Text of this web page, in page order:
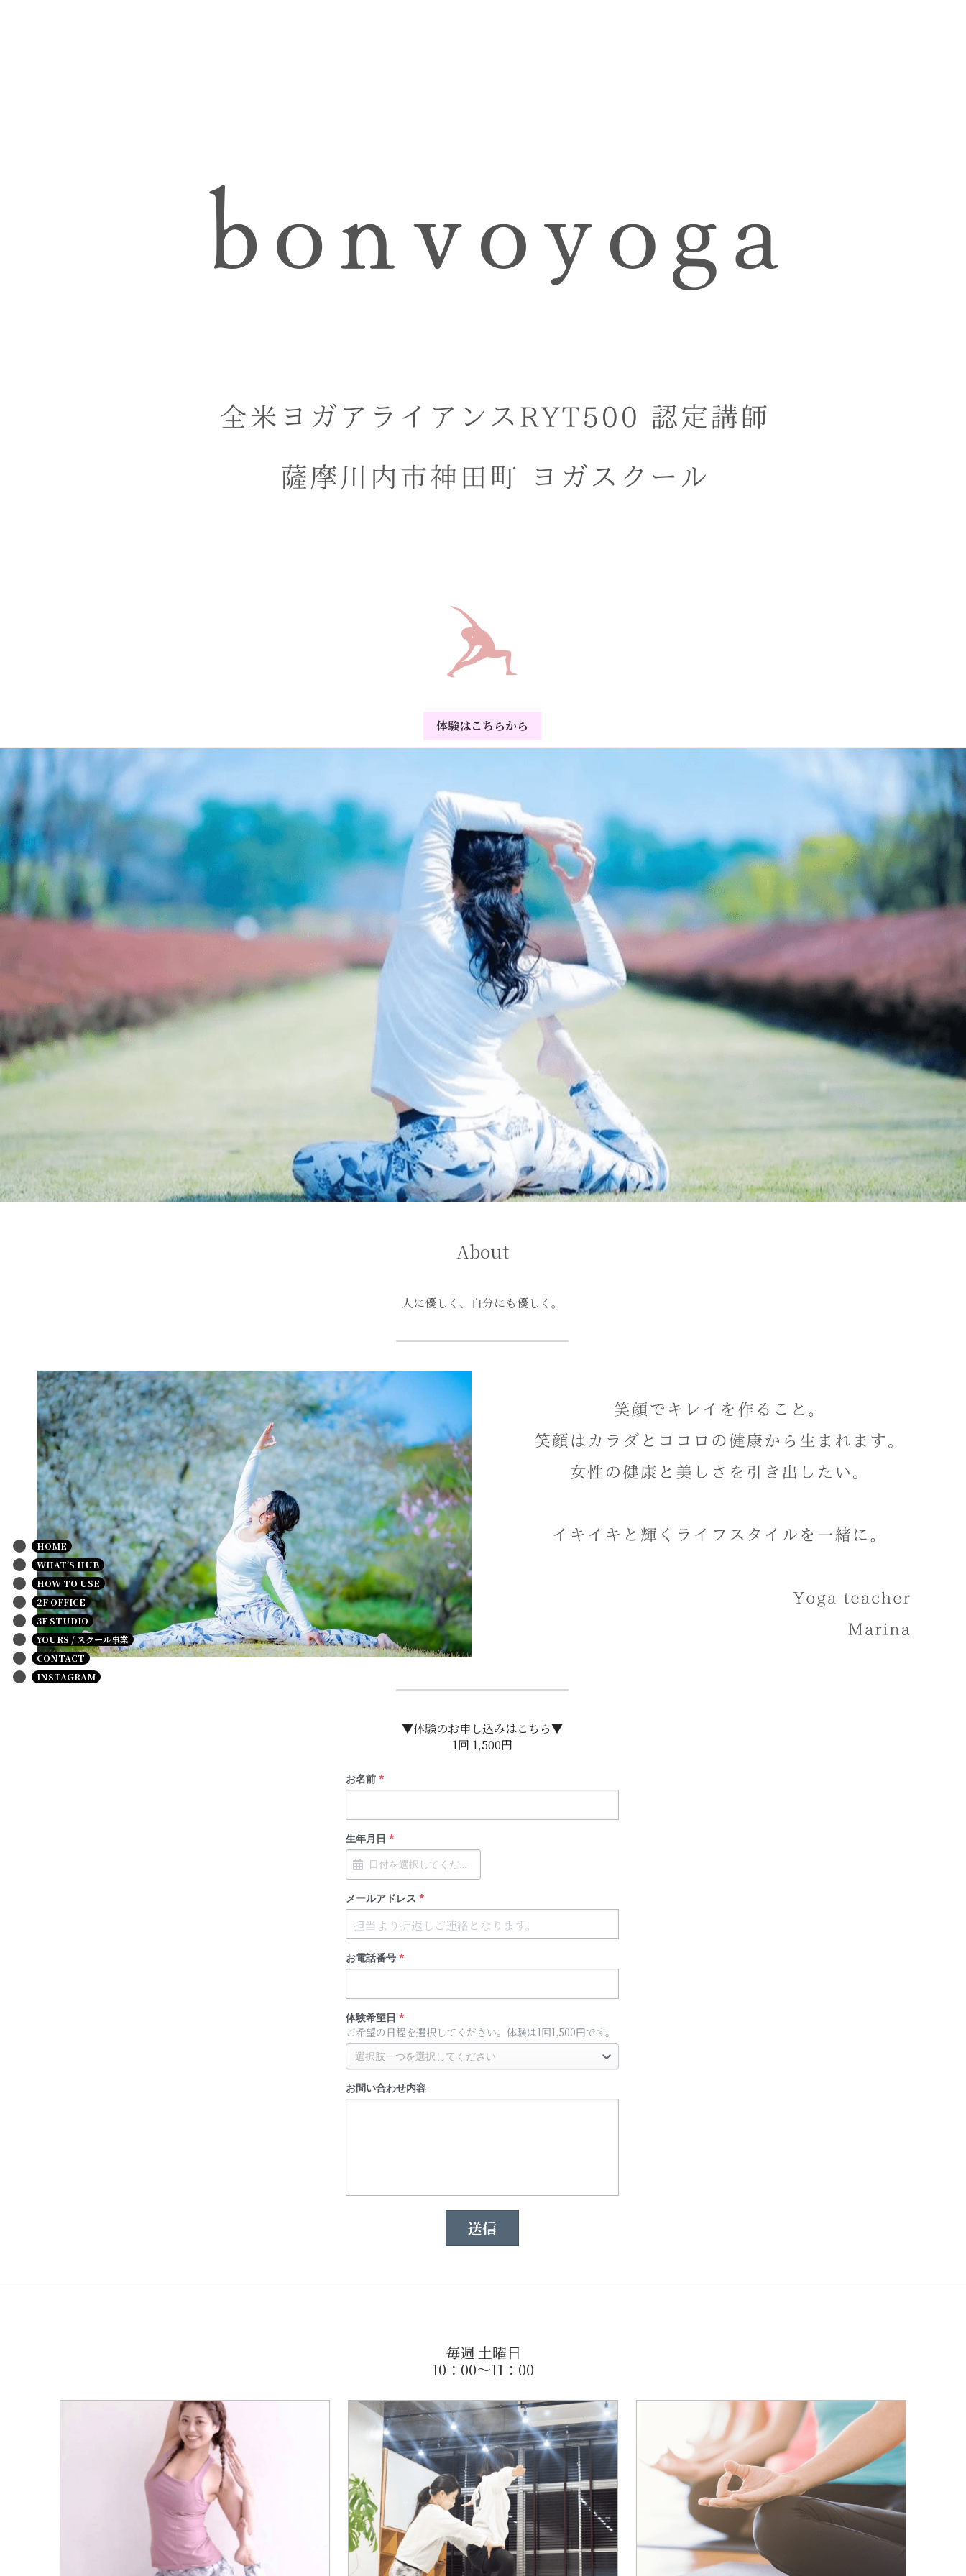
HOME
WHAT’S HUB
HOW TO USE
2F OFFICE
3F STUDIO
YOURS / スクール事業
CONTACT
INSTAGRAM
体験はこちらから
About
人に優しく、自分にも優しく。
▼体験のお申し込みはこちら▼
1回 1,500円
お名前 *
生年月日 *
メールアドレス *
お電話番号 *
体験希望日 *
ご希望の日程を選択してください。体験は1回1,500円です。
選択肢一つを選択してください
お問い合わせ内容
送信